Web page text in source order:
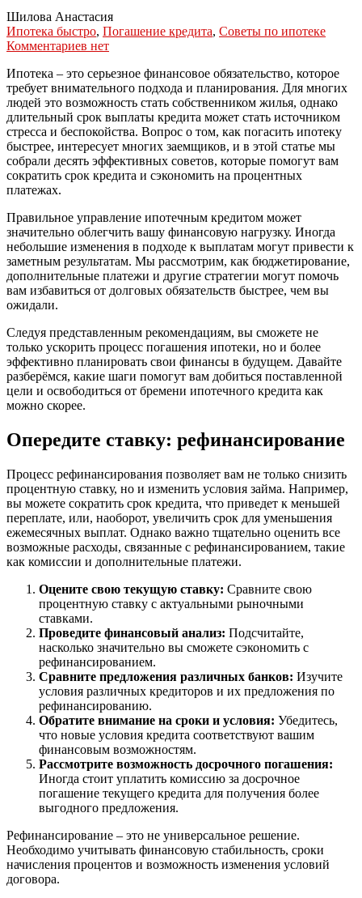
Шилова Анастасия
Ипотека быстро, Погашение кредита, Советы по ипотеке
Комментариев нет
Ипотека – это серьезное финансовое обязательство, которое
требует внимательного подхода и планирования. Для многих
людей это возможность стать собственником жилья, однако
длительный срок выплаты кредита может стать источником
стресса и беспокойства. Вопрос о том, как погасить ипотеку
быстрее, интересует многих заемщиков, и в этой статье мы
собрали десять эффективных советов, которые помогут вам
сократить срок кредита и сэкономить на процентных
платежах.
Правильное управление ипотечным кредитом может
значительно облегчить вашу финансовую нагрузку. Иногда
небольшие изменения в подходе к выплатам могут привести к
заметным результатам. Мы рассмотрим, как бюджетирование,
дополнительные платежи и другие стратегии могут помочь
вам избавиться от долговых обязательств быстрее, чем вы
ожидали.
Следуя представленным рекомендациям, вы сможете не
только ускорить процесс погашения ипотеки, но и более
эффективно планировать свои финансы в будущем. Давайте
разберёмся, какие шаги помогут вам добиться поставленной
цели и освободиться от бремени ипотечного кредита как
можно скорее.
Опередите ставку: рефинансирование
Процесс рефинансирования позволяет вам не только снизить
процентную ставку, но и изменить условия займа. Например,
вы можете сократить срок кредита, что приведет к меньшей
переплате, или, наоборот, увеличить срок для уменьшения
ежемесячных выплат. Однако важно тщательно оценить все
возможные расходы, связанные с рефинансированием, такие
как комиссии и дополнительные платежи.
Оцените свою текущую ставку: Сравните свою
процентную ставку с актуальными рыночными
ставками.
Проведите финансовый анализ: Подсчитайте,
насколько значительно вы сможете сэкономить с
рефинансированием.
Сравните предложения различных банков: Изучите
условия различных кредиторов и их предложения по
рефинансированию.
Обратите внимание на сроки и условия: Убедитесь,
что новые условия кредита соответствуют вашим
финансовым возможностям.
Рассмотрите возможность досрочного погашения:
Иногда стоит уплатить комиссию за досрочное
погашение текущего кредита для получения более
выгодного предложения.
Рефинансирование – это не универсальное решение.
Необходимо учитывать финансовую стабильность, сроки
начисления процентов и возможность изменения условий
договора.